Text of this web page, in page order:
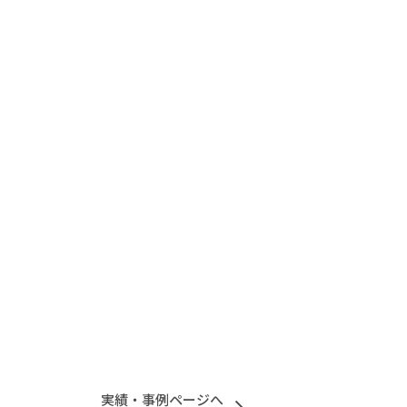
実績・事例ページへ